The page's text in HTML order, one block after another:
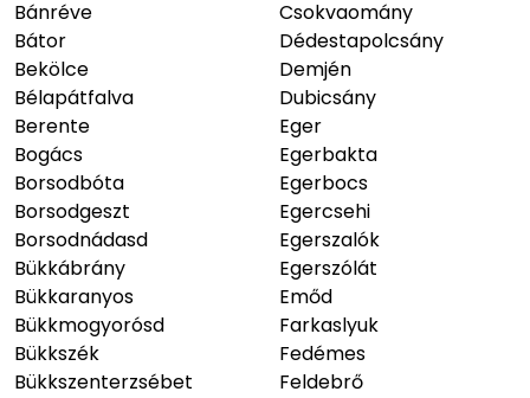
Bánréve
Bátor
Bekölce
Bélapátfalva
Berente
Bogács
Borsodbóta
Borsodgeszt
Borsodnádasd
Bükkábrány
Bükkaranyos
Bükkmogyorósd
Bükkszék
Bükkszenterzsébet
Csokvaomány
Dédestapolcsány
Demjén
Dubicsány
Eger
Egerbakta
Egerbocs
Egercsehi
Egerszalók
Egerszólát
Emőd
Farkaslyuk
Fedémes
Feldebrő